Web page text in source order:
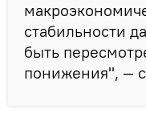
стабильности
быть
понижения", —